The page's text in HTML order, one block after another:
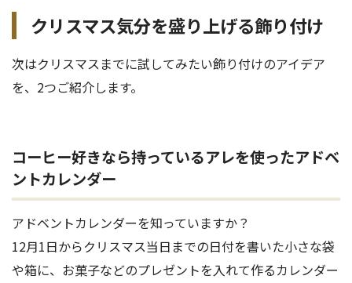
クリスマス気分を盛り上げる飾り付け
次はクリスマスまでに試してみたい飾り付けのアイデア
を、2つご紹介します。
コーヒー好きなら持っているアレを使ったアドベ
ントカレンダー
アドベントカレンダーを知っていますか？
12月1日からクリスマス当日までの日付を書いた小さな袋
や箱に、お菓子などのプレゼントを入れて作るカレンダー